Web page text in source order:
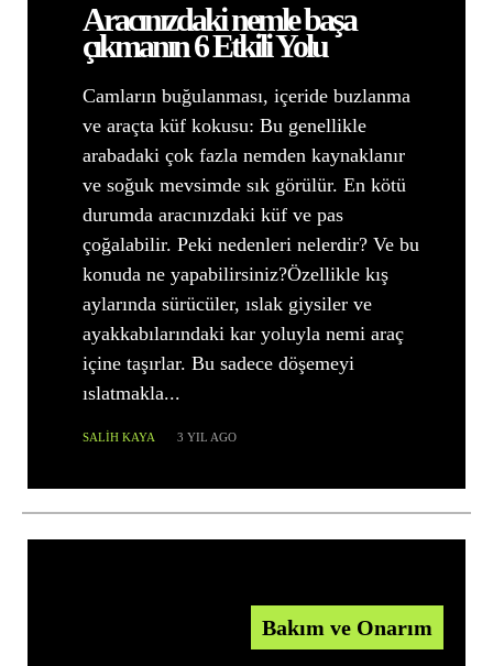
Aracınızdaki nemle başa
çıkmanın 6 Etkili Yolu
Camların buğulanması, içeride buzlanma
ve araçta küf kokusu: Bu genellikle
arabadaki çok fazla nemden kaynaklanır
ve soğuk mevsimde sık görülür. En kötü
durumda aracınızdaki küf ve pas
çoğalabilir. Peki nedenleri nelerdir? Ve bu
konuda ne yapabilirsiniz?Özellikle kış
aylarında sürücüler, ıslak giysiler ve
ayakkabılarındaki kar yoluyla nemi araç
içine taşırlar. Bu sadece döşemeyi
ıslatmakla...
SALIH KAYA 3 YIL AGO
Bakım ve Onarım